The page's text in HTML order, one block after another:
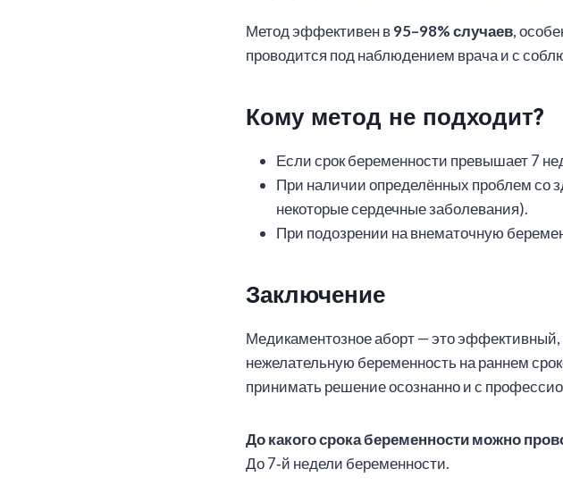
Метод эффективен в95–98% случаев,
проводится под наблюдением врача и с
Кому метод не подходит?
Если срок беременности превышает 7
При наличии определённых проблем со
некоторые сердечные заболевания).
При подозрении на внематочную
Заключение
Медикаментозное аборт — это
нежелательную беременность на раннем
принимать решение осознанно и с
До какого срока беременности можно
До 7‑й недели беременности.